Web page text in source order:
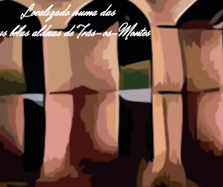
Localizado numa das
belas aldeias de Trás-os-Montes